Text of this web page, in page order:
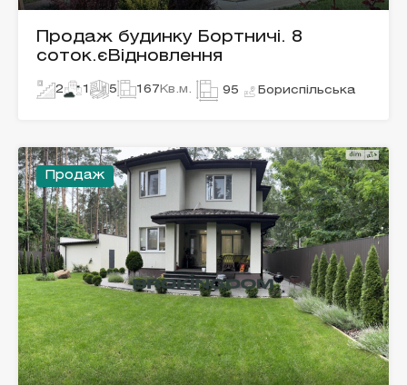
Продаж будинку Бортничі. 8
соток.єВідновлення
2 1 5 167 Кв.м. 95 Бориспільська
Продаж